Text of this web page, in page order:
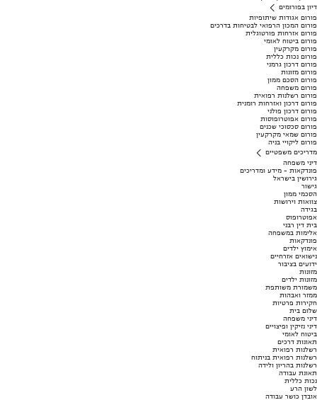
דיון בפורומים
פורום אגודות שיתופיות
פורום המכון הרפואי לבטיחות בדרכים
פורום אזרחות פורטוגלית
פורום ביטוח לאומי
פורום מקרקעין
פורום נכות כללית
פורום דרכון גרמני
פורום מזונות
פורום הסכם ממון
פורום משפחה
פורום רשלנות רפואית
פורום דרכון ואזרחות רומנית
פורום דרכון פולני
פורום אפוטרופוסות
פורום סכסוכי שכנים
פורום שמאי מקרקעין
פורום ליקויי בניה
מדריכים משפטיים
דיני משפחה
פונדקאות - מידע ומדריכים
גירושין בישראל
גישור
הסכמי ממון
צוואות וירושות
בגידה
אפוטרופוס
בית דין רבני
אלימות במשפחה
פונדקאות
אימוץ ילדים
נישואים אזרחיים
ידועים בציבור
מזונות
מזונות ילדים
משמורת משותפת
ממזר ואבהות
חקירות פרטיות
שלום בית
דיני משפחה
דיני נזיקין ופיצויים
ביטוח לאומי
תאונות דרכים
רשלנות רפואית
רשלנות רפואית בניתוח
רשלנות בהריון ולידה
תאונת עבודה
נכות כללית
לשון הרע
אובדן כושר עבודה